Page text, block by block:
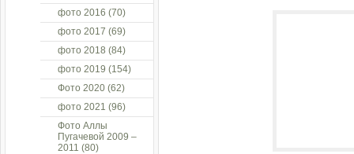
фото 2016 (70)
фото 2017 (69)
фото 2018 (84)
фото 2019 (154)
Фото 2020 (62)
фото 2021 (96)
Фото Аллы
Пугачевой 2009 –
2011 (80)